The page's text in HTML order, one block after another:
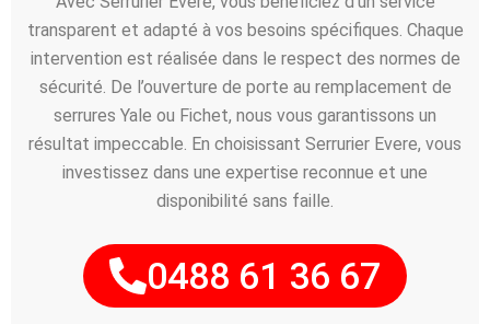
transparent et adapté à vos besoins spécifiques. Chaque
intervention est réalisée dans le respect des normes de
sécurité. De l’ouverture de porte au remplacement de
serrures Yale ou Fichet, nous vous garantissons un
résultat impeccable. En choisissant Serrurier Evere, vous
investissez dans une expertise reconnue et une
disponibilité sans faille.
0488 61 36 67